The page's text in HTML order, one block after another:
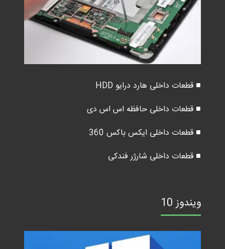
■ قطعات داخلی هارد درایو HDD
■ قطعات داخلی حافظه اس اس دی
■ قطعات داخلی ایکس باکس 360
■ قطعات داخلی شارژر فندکی
ویندوز 10